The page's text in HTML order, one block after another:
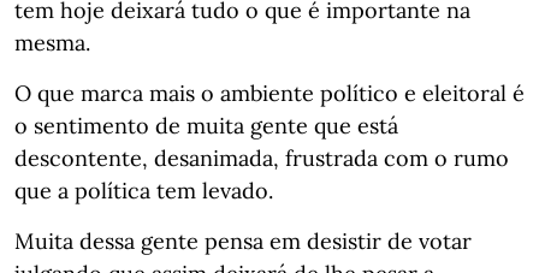
tem hoje deixará tudo o que é importante na
mesma.
O que marca mais o ambiente político e eleitoral é
o sentimento de muita gente que está
descontente, desanimada, frustrada com o rumo
que a política tem levado.
Muita dessa gente pensa em desistir de votar